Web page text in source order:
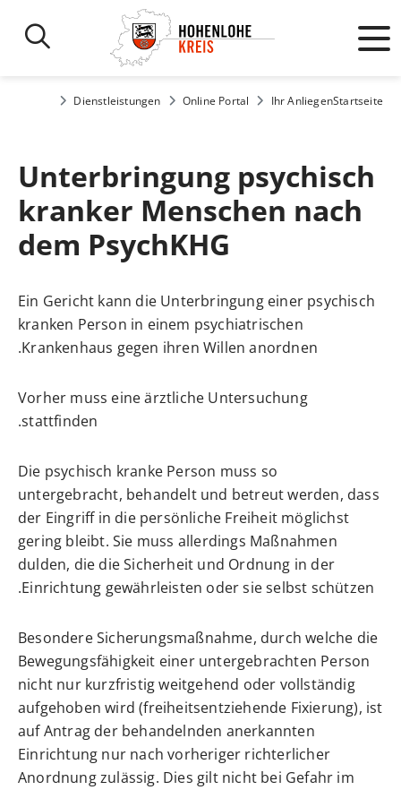
Startseite
Ihr Anliegen
Online Portal
Dienstleistungen
Unterbringung psychisch
kranker Menschen nach
dem PsychKHG
Ein Gericht kann die Unterbringung einer psychisch
kranken Person in einem psychiatrischen
Krankenhaus gegen ihren Willen anordnen.
Vorher muss eine ärztliche Untersuchung
stattfinden.
Die psychisch kranke Person muss so
untergebracht, behandelt und betreut werden, dass
der Eingriff in die persönliche Freiheit möglichst
gering bleibt. Sie muss allerdings Maßnahmen
dulden, die die Sicherheit und Ordnung in der
Einrichtung gewährleisten oder sie selbst schützen.
Besondere Sicherungsmaßnahme, durch welche die
Bewegungsfähigkeit einer untergebrachten Person
nicht nur kurzfristig weitgehend oder vollständig
aufgehoben wird (freiheitsentziehende Fixierung), ist
auf Antrag der behandelnden anerkannten
Einrichtung nur nach vorheriger richterlicher
Anordnung zulässig. Dies gilt nicht bei Gefahr im